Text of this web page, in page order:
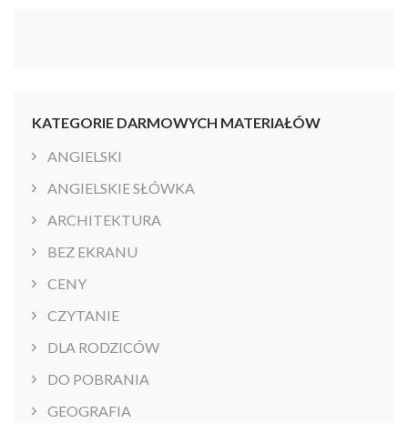
KATEGORIE DARMOWYCH MATERIAŁÓW
ANGIELSKI
ANGIELSKIE SŁÓWKA
ARCHITEKTURA
BEZ EKRANU
CENY
CZYTANIE
DLA RODZICÓW
DO POBRANIA
GEOGRAFIA